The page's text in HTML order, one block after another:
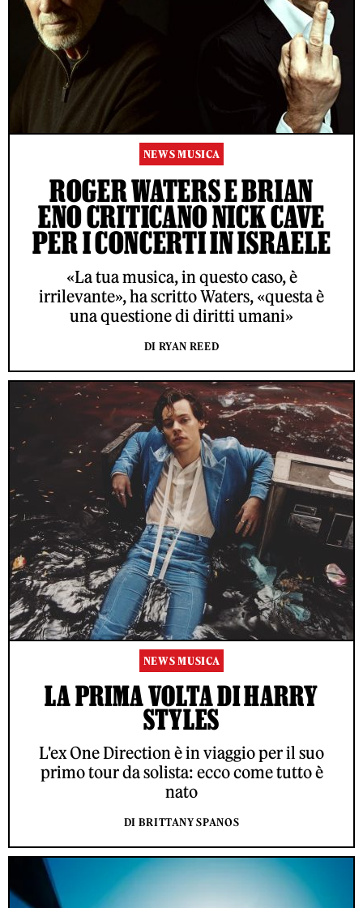
NEWS MUSICA
ROGER WATERS E BRIAN
ENO CRITICANO NICK CAVE
PER I CONCERTI IN ISRAELE
«La tua musica, in questo caso, è
irrilevante», ha scritto Waters, «questa è
una questione di diritti umani»
DI RYAN REED
NEWS MUSICA
LA PRIMA VOLTA DI HARRY
STYLES
L'ex One Direction è in viaggio per il suo
primo tour da solista: ecco come tutto è
nato
DI BRITTANY SPANOS